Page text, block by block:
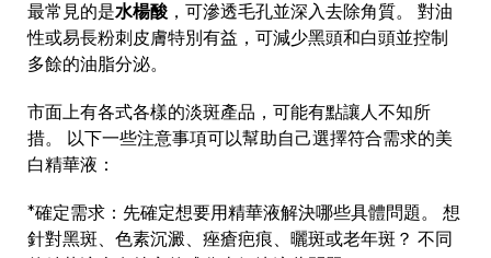
最常見的是水楊酸 ，可滲透毛孔並深入去除角質。 對油
性或易長粉刺皮膚特別有益，可減少黑頭和白頭並控制
多餘的油脂分泌。
市面上有各式各樣的淡斑產品，可能有點讓人不知所
措。 以下一些注意事項可以幫助自己選擇符合需求的美
白精華液：
*確定需求：先確定想要用精華液解決哪些具體問題。 想
針對黑斑、色素沉澱、痤瘡疤痕、曬斑或老年斑？ 不同